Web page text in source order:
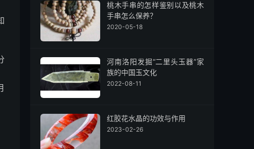
桃木手串的怎样鉴别以及桃木
手串怎么保养？
2020-05-18
河南洛阳发掘“二里头玉器”家
族的中国玉文化
2022-08-11
红胶花水晶的功效与作用
2023-02-26